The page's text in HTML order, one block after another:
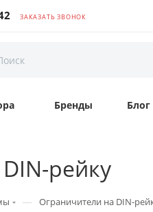
ЗАКАЗАТЬ ЗВОНОК
Бренды Блог
рейку
— Ограничители на DIN-